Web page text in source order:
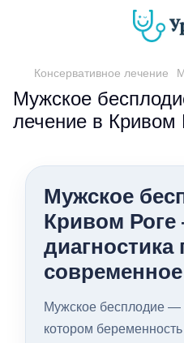
Консервативное лечение
Мужское
лечение в Кривом
Мужское
Кривом
Мужское бесплодие —
котором